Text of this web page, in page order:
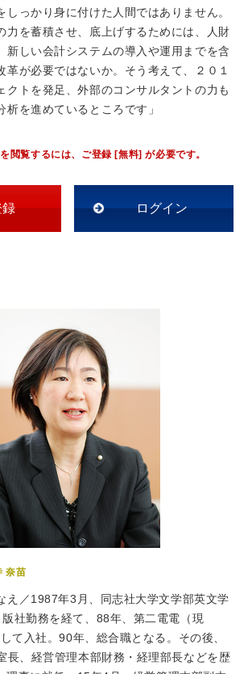
しっかり身に付けた人間ではありません。
力を蓄積させ、底上げするためには、人財
新しい会計システムの導入や運用までを含
革が必要ではないか。そう考えて、２０１
クトを発足、外部のコンサルタントの力も
析を進めているところです」
閲覧するには、ご登録 [無料] が必要です。
ログイン
奈苗
え／1987年3月、同志社大学文学部英文学
社勤務を経て、88年、第二電電（現
て入社。90年、総合職となる。その後、
長、経営管理本部財務・経理部長などを歴